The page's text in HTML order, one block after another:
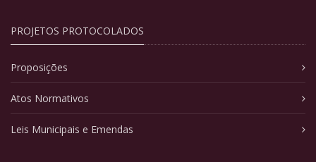
PROJETOS PROTOCOLADOS
Proposições
Atos Normativos
Leis Municipais e Emendas